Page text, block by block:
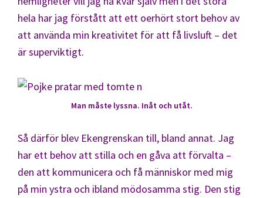
hela har jag förstått att ett oerhört stort behov av
att använda min kreativitet för att få livsluft – det
är superviktigt.
Man måste lyssna. Inåt och utåt.
Så därför blev Ekengrenskan till, bland annat. Jag
har ett behov att stilla och en gåva att förvalta –
den att kommunicera och få människor med mig
på min ystra och ibland mödosamma stig. Den stig